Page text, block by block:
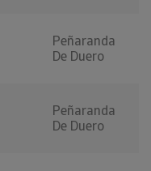
Peñaranda
De Duero
Peñaranda
De Duero